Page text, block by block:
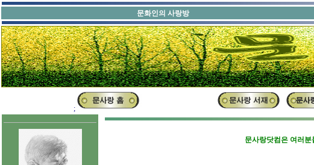
문화인의 사랑
;
문사랑닷컴은 여러